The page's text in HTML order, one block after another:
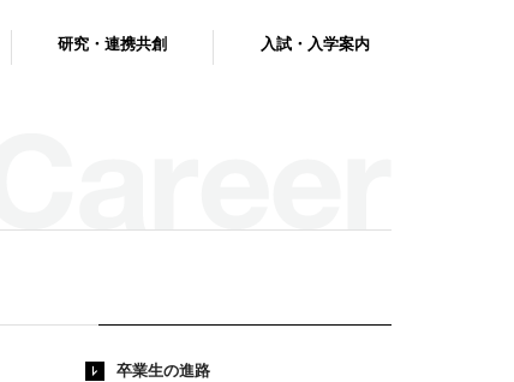
研究・連携共創 入試・入学案内
卒業生の進路